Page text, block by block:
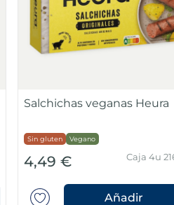
Salchichas veganas Heura
Sin gluten Vegano
4,49 € Caja 4u
Añadir